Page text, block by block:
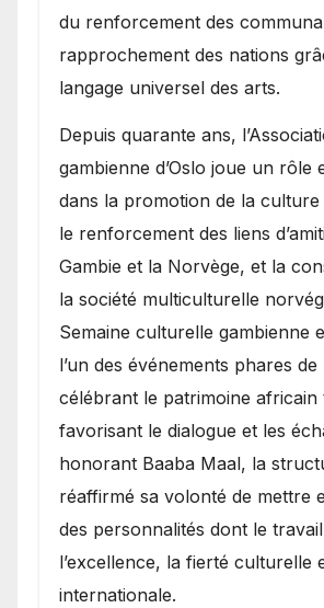
du renforcement des
rapprochement des nations
langage universel des arts.
​Depuis quarante ans,
gambienne d’Oslo joue un rôle
dans la promotion de la culture
le renforcement des liens
Gambie et la Norvège, et la
la société multiculturelle
Semaine culturelle gambienne
l’un des événements phares de
célébrant le patrimoine africain
favorisant le dialogue et les
honorant Baaba Maal, la
réaffirmé sa volonté de mettre
des personnalités dont le
l’excellence, la fierté culturelle
internationale.